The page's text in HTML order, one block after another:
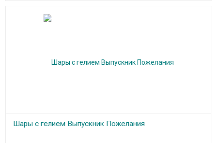
Шары с гелием Выпускник Пожелания